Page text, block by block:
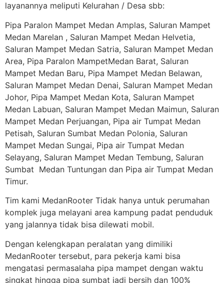
layanannya meliputi Kelurahan / Desa sbb:
Pipa Paralon Mampet Medan Amplas, Saluran Mampet
Medan Marelan , Saluran Mampet Medan Helvetia,
Saluran Mampet Medan Satria, Saluran Mampet Medan
Area, Pipa Paralon MampetMedan Barat, Saluran
Mampet Medan Baru, Pipa Mampet Medan Belawan,
Saluran Mampet Medan Denai, Saluran Mampet Medan
Johor, Pipa Mampet Medan Kota, Saluran Mampet
Medan Labuan, Saluran Mampet Medan Maimun, Saluran
Mampet Medan Perjuangan, Pipa air Tumpat Medan
Petisah, Saluran Sumbat Medan Polonia, Saluran
Mampet Medan Sungai, Pipa air Tumpat Medan
Selayang, Saluran Mampet Medan Tembung, Saluran
Sumbat Medan Tuntungan dan Pipa air Tumpat Medan
Timur.
Tim kami MedanRooter Tidak hanya untuk perumahan
komplek juga melayani area kampung padat penduduk
yang jalannya tidak bisa dilewati mobil.
Dengan kelengkapan peralatan yang dimiliki
MedanRooter tersebut, para pekerja kami bisa
mengatasi permasalaha pipa mampet dengan waktu
singkat hingga pipa sumbat jadi bersih dan 100%